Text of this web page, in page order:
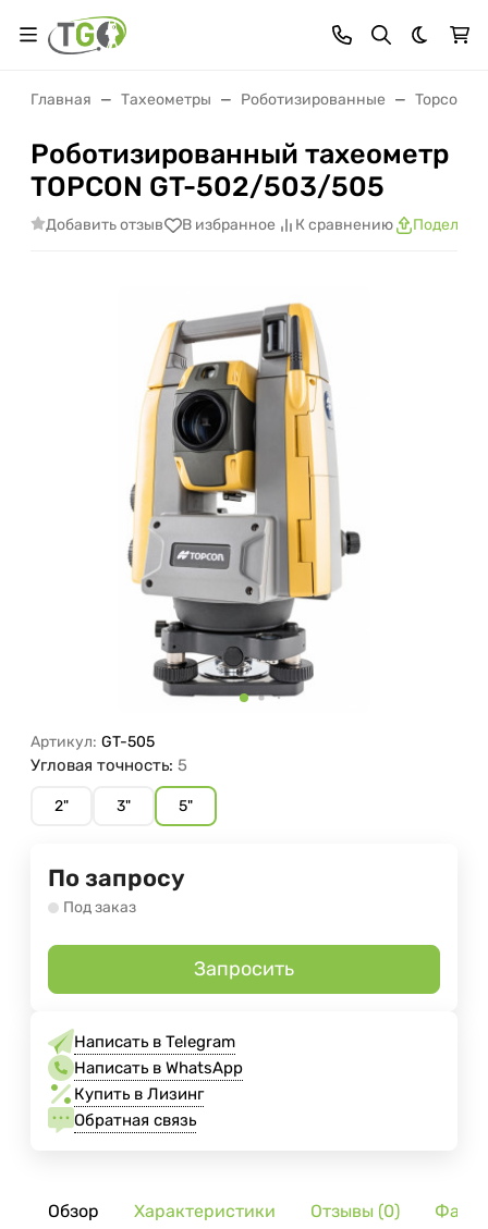
Темная
Главная Тахеометры Роботизированные Topcon
Роботизированный тахеометр
TOPCON GT-502/503/505
Добавить отзыв В избранное К сравнению
Артикул: GT-505
Угловая точность: 5
2" 3" 5"
По запросу
Под заказ
Запросить
Написать в Telegram
Написать в WhatsApp
Купить в Лизинг
Обратная связь
Обзор Характеристики Отзывы (0)